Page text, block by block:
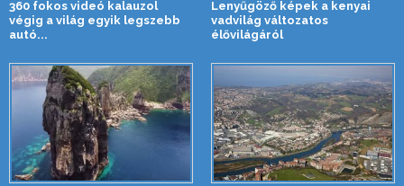
360 fokos videó kalauzol
végig a világ egyik legszebb
autó...
Lenyűgöző képek a kenyai
vadvilág változatos
élővilágáról